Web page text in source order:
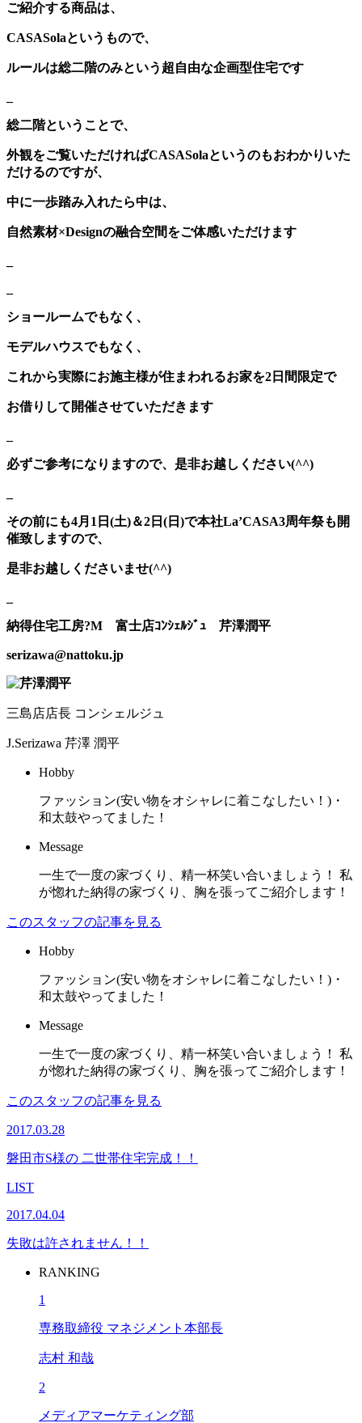
ご紹介する商品は、
CASASolaというもので、
ルールは総二階のみという超自由な企画型住宅です
総二階ということで、
外観をご覧いただければCASASolaというのもおわかりいた
だけるのですが、
中に一歩踏み入れたら中は、
自然素材×Designの融合空間をご体感いただけます
ショールームでもなく、
モデルハウスでもなく、
これから実際にお施主様が住まわれるお家を2日間限定で
お借りして開催させていただきます
必ずご参考になりますので、是非お越しください(^^)
その前にも4月1日(土)＆2日(日)で本社La’CASA3周年祭も開
催致しますので、
是非お越しくださいませ(^^)
納得住宅工房?M 富士店ｺﾝｼｪﾙｼﾞｭ 芹澤潤平
serizawa@nattoku.jp
三島店店長 コンシェルジュ
J.Serizawa 芹澤 潤平
Hobby
ファッション(安い物をオシャレに着こなしたい！)・
和太鼓やってました！
Message
一生で一度の家づくり、精一杯笑い合いましょう！ 私
が惚れた納得の家づくり、胸を張ってご紹介します！
このスタッフの記事を見る
Hobby
ファッション(安い物をオシャレに着こなしたい！)・
和太鼓やってました！
Message
一生で一度の家づくり、精一杯笑い合いましょう！ 私
が惚れた納得の家づくり、胸を張ってご紹介します！
このスタッフの記事を見る
2017.03.28
磐田市S様の 二世帯住宅完成！！
LIST
2017.04.04
失敗は許されません！！
RANKING
1
専務取締役 マネジメント本部長
志村 和哉
2
メディアマーケティング部